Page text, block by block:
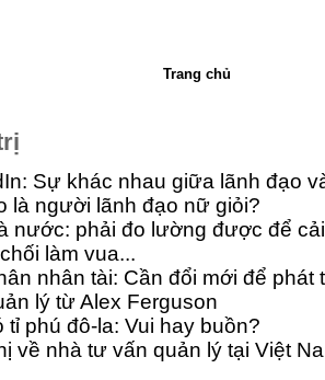
Trang chủ
Sự khác nhau giữa lãnh đạo
là người lãnh đạo nữ giỏi?
nước: phải đo lường được để
làm vua...
nhân tài: Cần đổi mới để phát
lý từ Alex Ferguson
tỉ phú đô-la: Vui hay buồn?
về nhà tư vấn quản lý tại Việt